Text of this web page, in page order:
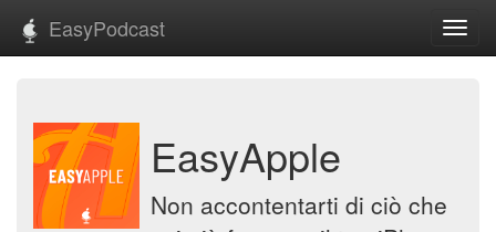
EasyPodcast
EasyApple
Non accontentarti di ciò che